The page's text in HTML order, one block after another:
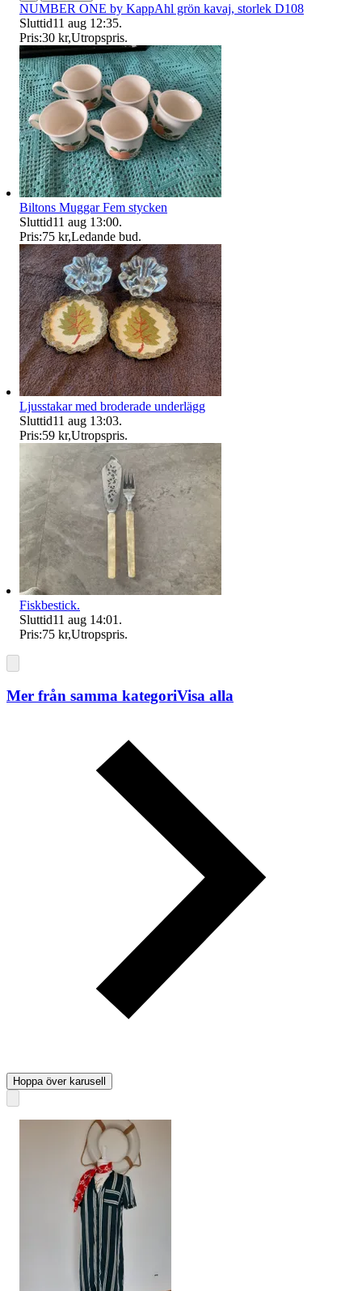
NUMBER ONE by KappAhl grön kavaj, storlek D108
Sluttid11 aug 12:35.
Pris:30 kr,Utropspris.
Biltons Muggar Fem stycken
Sluttid11 aug 13:00.
Pris:75 kr,Ledande bud.
Ljusstakar med broderade underlägg
Sluttid11 aug 13:03.
Pris:59 kr,Utropspris.
Fiskbestick.
Sluttid11 aug 14:01 .
Pris:75 kr,Utropspris.
Mer från samma kategoriVisa alla
Hoppa över karusell